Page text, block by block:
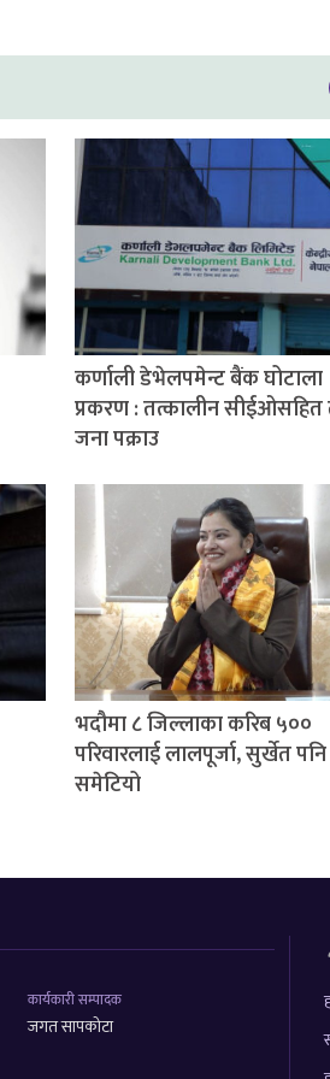
कर्णाली डेभेलपमेन्ट बैंक घोटाला
प्रकरण : तत्कालीन सीईओसहित
जना पक्राउ
भदौमा ८ जिल्लाका करिब ५००
परिवारलाई लालपूर्जा, सुर्खेत पनि
समेटियो
कार्यकारी सम्पादक
जगत सापकोटा